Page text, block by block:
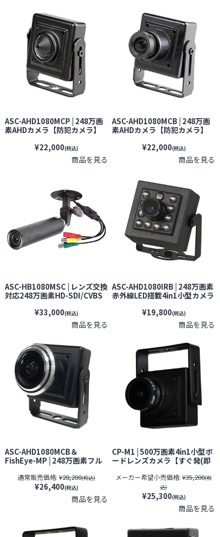
ASC-AHD1080MCP | 248万画
素AHDカメラ【防犯カメラ】
ーカメラ】【小型カメラ】
¥22,000(税込)
商品を見る
ASC-AHD1080MCB | 248万画
素AHDカメラ【防犯カメラ】
ーカメラ】【小型カメラ】
¥22,000(税込)
商品を見る
ASC-HB1080MSC | レンズ交換
対応248万画素HD-SDI/CVBS
ラ】【監視カメラ】【屋外設
¥33,000(税込)
商品を見る
ASC-AHD1080IRB | 248万画素
赤外線LED搭載4in1小型カメラ
ラ】【セキュリティーカメラ】
¥19,800(税込)
商品を見る
ASC-AHD1080MCB＆
FishEye-MP | 248万画素フル
広角魚眼レンズセット【防犯
カメラ】【監視カメラ】【セ
キュリティーカメラ】
通常販売価格: ¥28,200(税込)
¥26,400(税込)
商品を見る
CP-M1 | 500万画素4in1小型ボ
ードレンズカメラ【すぐ発(即
ス】【防犯カメラ】【監視カ
メラ】【セキュリティーカメ
ラ】【小型カメラ】
メーカー希望小売価格: ¥35,200(税
込)
¥25,300(税込)
商品を見る